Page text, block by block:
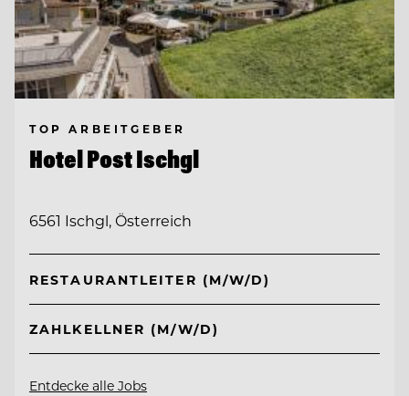
TOP ARBEITGEBER
Hotel Post Ischgl
6561 Ischgl, Österreich
RESTAURANTLEITER (M/W/D)
ZAHLKELLNER (M/W/D)
Entdecke alle Jobs